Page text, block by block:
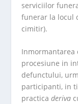
serviciilor
funerar la locul
cimitir).
Inmormantarea
procesiune in
defunctului,
participanti, in
practicaderiva